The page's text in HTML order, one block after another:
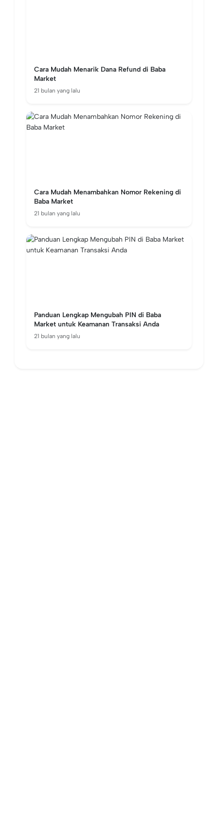
Cara Mudah Menarik Dana Refund di Baba
Market
21 bulan yang lalu
Cara Mudah Menambahkan Nomor Rekening di
Baba Market
21 bulan yang lalu
Panduan Lengkap Mengubah PIN di Baba
Market untuk Keamanan Transaksi Anda
21 bulan yang lalu